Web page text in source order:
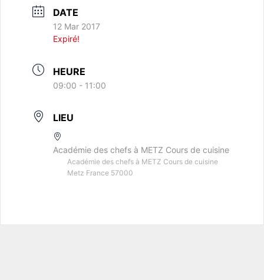
DATE
12 Mar 2017
Expiré!
HEURE
09:00 - 11:00
LIEU
Académie des chefs à METZ Cours de cuisine
Académie des chefs à METZ Cours de cuisine
Metz France 57000